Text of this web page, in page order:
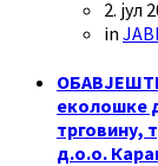
2. јул
in
еколошке
трговину,
д.о.о.